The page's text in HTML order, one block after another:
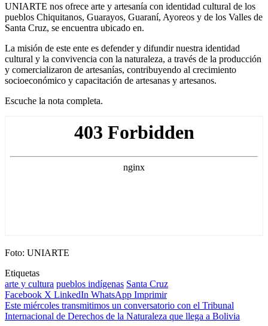
UNIARTE nos ofrece arte y artesanía con identidad cultural de los
pueblos Chiquitanos, Guarayos, Guaraní, Ayoreos y de los Valles de
Santa Cruz, se encuentra ubicado en.
La misión de este ente es defender y difundir nuestra identidad
cultural y la convivencia con la naturaleza, a través de la producción
y comercializaron de artesanías, contribuyendo al crecimiento
socioeconómico y capacitación de artesanas y artesanos.
Escuche la nota completa.
Foto: UNIARTE
Etiquetas
arte y cultura pueblos indígenas Santa Cruz
Facebook X LinkedIn WhatsApp Imprimir
Este miércoles transmitimos un conversatorio con el Tribunal
Internacional de Derechos de la Naturaleza que llega a Bolivia